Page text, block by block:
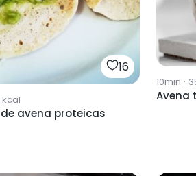
16
kcal
avena proteicas
10min ·
Avena